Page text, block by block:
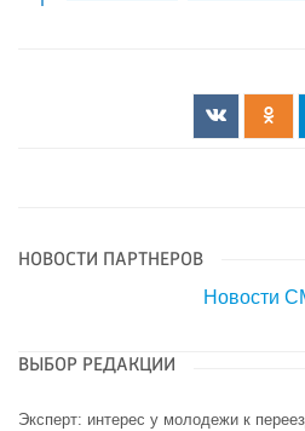
НОВОСТИ ПАРТНЕРОВ
Новости
ВЫБОР РЕДАКЦИИ
Эксперт: интерес у молодежи к